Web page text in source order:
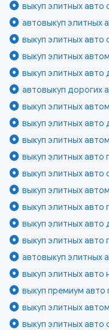
выкуп элитных
автовыкуп элитных
выкуп элитных
выкуп элитных
выкуп элитных авто
автовыкуп дорогих
выкуп элитных
выкуп элитных авто
выкуп элитных
выкуп элитных
выкуп элитных авто
выкуп элитных
выкуп элитных авто
выкуп элитных авто
выкуп элитных
автовыкуп элитных
выкуп элитных авто
выкуп премиум авто
выкуп элитных
выкуп элитных